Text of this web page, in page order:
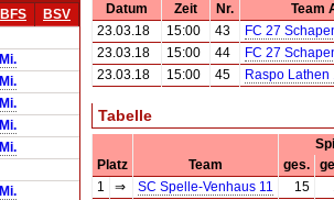
BFS
BSV
Mi.
Mi.
Mi.
Mi.
Mi.
Mi.
Datum Zeit Nr.
Team
23.03.18
15:00 43
FC 27
23.03.18
15:00 44
FC 27
23.03.18
15:00 45 Raspo Lathen
Tabelle
Platz
Team ges.
1
⇒ SC Spelle-Venhaus 11 15